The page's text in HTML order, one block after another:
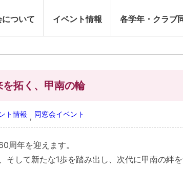
ついて イベント情報 各学年・クラブ
拓く、甲南の輪
ト情報 , 同窓会イベント
周年を迎えます。
して新たな1歩を踏み出し、次代に甲南の絆を